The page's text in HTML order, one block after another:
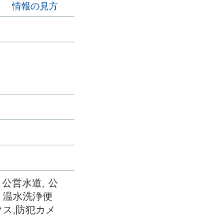
情報の見方
公営水道
公
温水洗浄便
防犯カメ